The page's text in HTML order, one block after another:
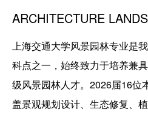
ARCHITECTURE
上海交通大学风景园林专业是
科点之一，始终致力于培养兼
级风景园林人才。2026届16位
盖景观规划设计、生态修复、